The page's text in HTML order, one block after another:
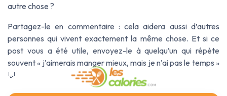
autre chose ?
Partagez-le en commentaire : cela aidera aussi d’autres
personnes qui vivent exactement la même chose. Et si ce
post vous a été utile, envoyez-le à quelqu’un qui répète
souvent « j’aimerais manger mieux, mais je n’ai pas le temps »
💬